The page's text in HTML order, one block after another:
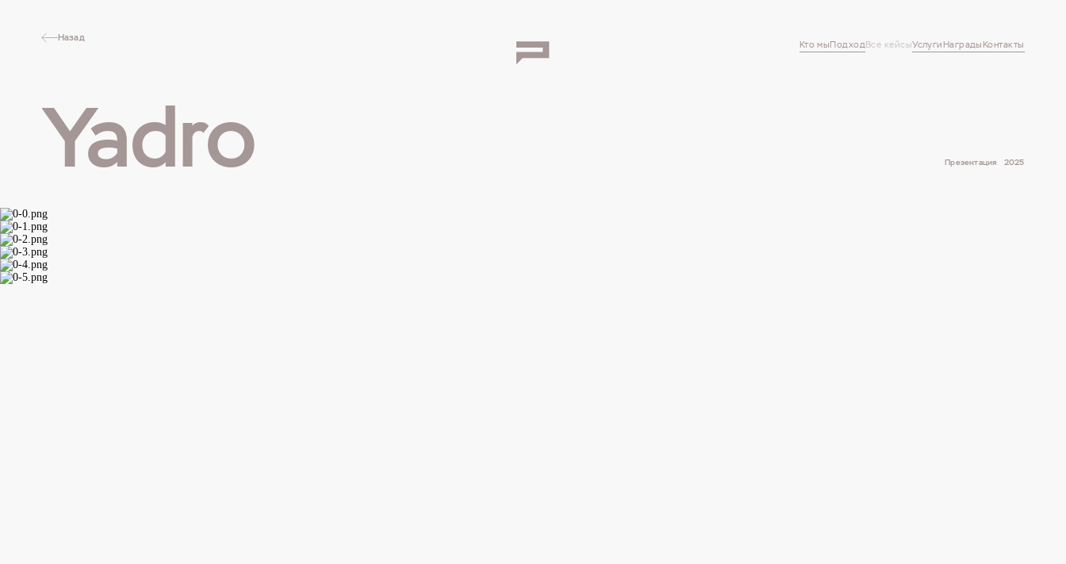
Кто мыПодходВсе кейсыУслуги Награды Контакты
Назад
Yadro Презентация 2025